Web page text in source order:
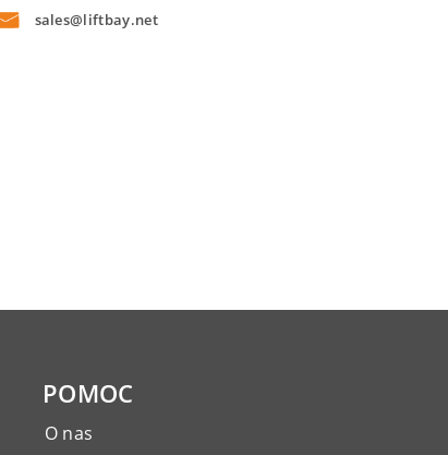
sales@liftbay.net
POMOC
O nas